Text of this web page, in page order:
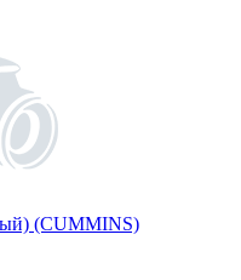
(CUMMINS)